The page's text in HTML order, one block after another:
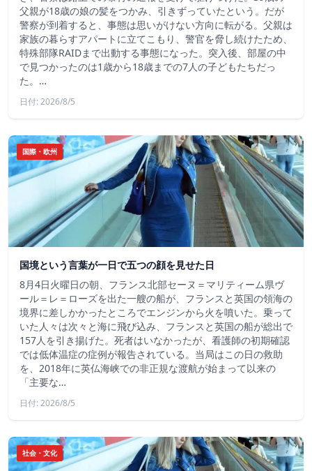
父親が18歳の娘の髪をつかみ、引きずっていたという。だが
警察が到着すると、事態は思いがけない方向に転がる。父親は
家族の暮らすアパートに立てこもり、警官を脅し続けたため、
特殊部隊RAIDまで出動する事態になった。突入後、部屋の中
で見つかったのは1歳から18歳までの7人の子どもたちだっ
た。…
日付: 2026/8/5
国際・欧州
国境という言葉が一日で五つの顔を見せた日
8月4日火曜日の朝、フランス北部セーヌ＝マリティーム県ヴ
ール＝レ＝ローズを出た一艘の船が、フランスと英国の領海の
境界に差しかかったところでエンジンから火を噴いた。乗って
いた人々は次々と海に飛び込み、フランスと英国の船が総出で
157人を引き揚げた。死者はいなかったが、看護師の初期確認
では低体温症の症例が報告されている。当局はこの日の救助
を、2018年に英仏海峡での非正規な渡航が始まって以来の
「主要な…
日付: 2026/8/5
社会・文化